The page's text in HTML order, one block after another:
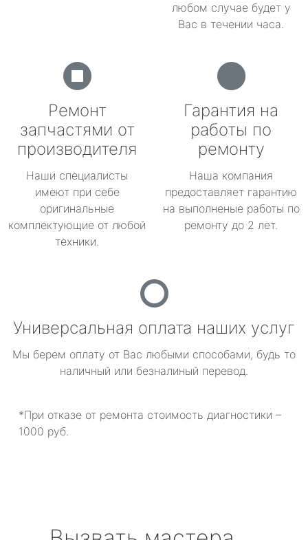
любом случае будет у
Вас в течении часа.
Ремонт
запчастями от
производителя
Наши специалисты
имеют при себе
оригинальные
комплектующие от любой
техники.
Гарантия на
работы по
ремонту
Наша компания
предоставляет гарантию
на выполненые работы по
ремонту до 2 лет.
Универсальная оплата наших услуг
Мы берем оплату от Вас любыми способами, будь то
наличный или безналиный перевод.
*При отказе от ремонта стоимость диагностики –
1000 руб.